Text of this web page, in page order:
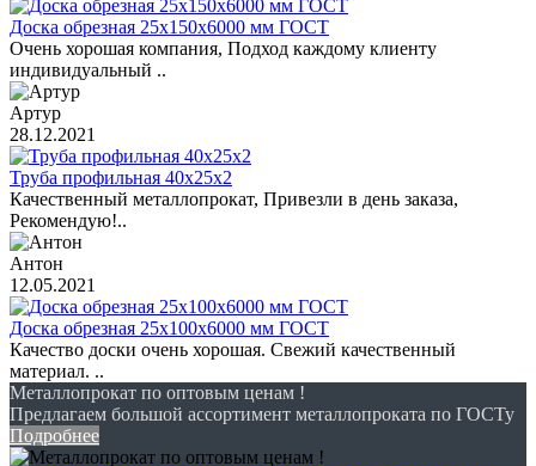
Доска обрезная 25х150х6000 мм ГОСТ
Очень хорошая компания, Подход каждому клиенту
индивидуальный ..
Артур
28.12.2021
Труба профильная 40х25х2
Качественный металлопрокат, Привезли в день заказа,
Рекомендую!..
Антон
12.05.2021
Доска обрезная 25х100х6000 мм ГОСТ
Качество доски очень хорошая. Свежий качественный
материал. ..
Металлопрокат по оптовым ценам !
Предлагаем большой ассортимент металлопроката по ГОСТу
Подробнее